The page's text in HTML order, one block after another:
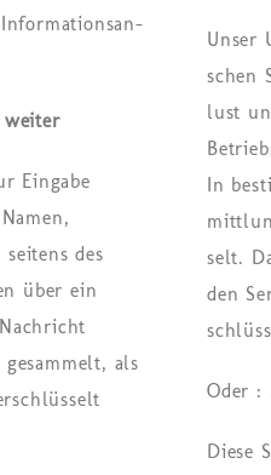
Eingabe
des
über ein
als
Unser
schen
lust
In
selt.
den
Oder :
Diese